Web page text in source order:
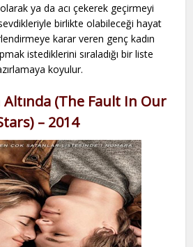
ya da acı çekerek geçirmeyi
birlikte olabileceği hayat
karar veren genç kadın
istediklerini sıraladığı bir liste
koyulur.
Altında (The Fault In Our
– 2014